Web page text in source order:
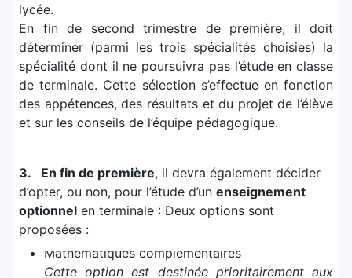
lycée.
En fin de second trimestre de première, il doit
déterminer (parmi les trois spécialités choisies) la
spécialité dont il ne poursuivra pas l’étude en classe
de terminale. Cette sélection s’effectue en fonction
des appétences, des résultats et du projet de l’élève
et sur les conseils de l’équipe pédagogique.
3. En fin de première, il devra également décider
d’opter, ou non, pour l’étude d’un enseignement
optionnel en terminale : Deux options sont
proposées :
Mathématiques complémentaires
Cette option est destinée prioritairement aux